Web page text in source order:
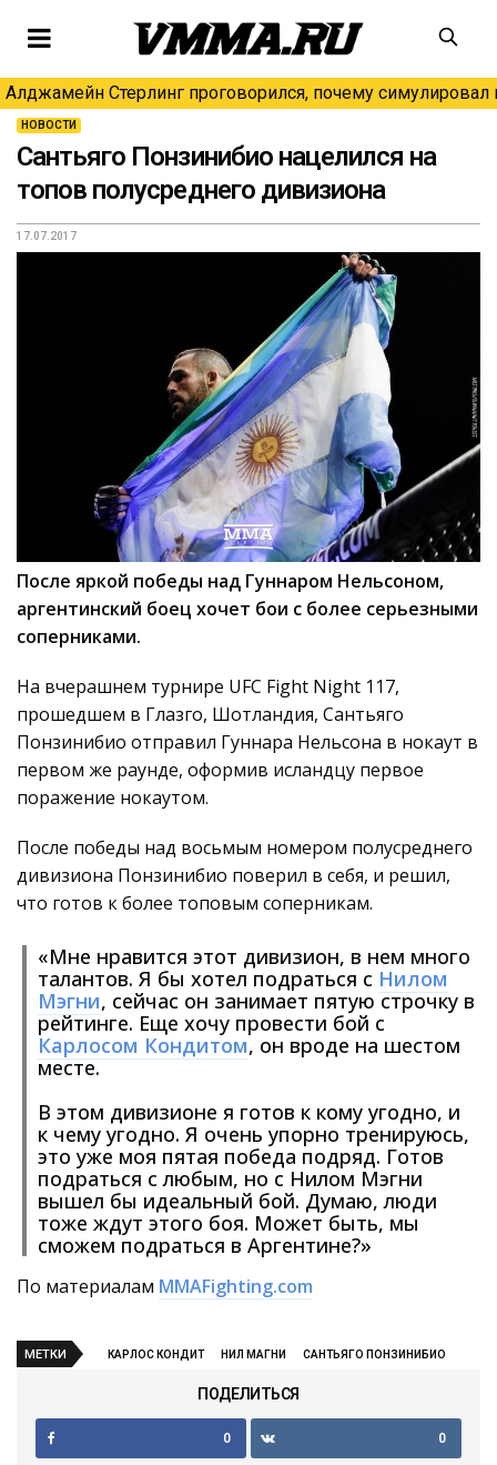
Алджамейн Стерлинг проговорился, почему симулировал
НОВОСТИ
Сантьяго Понзинибио нацелился на
топов полусреднего дивизиона
17.07.2017
После яркой победы над Гуннаром Нельсоном,
аргентинский боец хочет бои с более серьезными
соперниками.
На вчерашнем турнире UFC Fight Night 117,
прошедшем в Глазго, Шотландия, Сантьяго
Понзинибио отправил Гуннара Нельсона в нокаут в
первом же раунде, оформив исландцу первое
поражение нокаутом.
После победы над восьмым номером полусреднего
дивизиона Понзинибио поверил в себя, и решил,
что готов к более топовым соперникам.
«Мне нравится этот дивизион, в нем много
талантов. Я бы хотел подраться с Нилом
Мэгни, сейчас он занимает пятую строчку в
рейтинге. Еще хочу провести бой с
Карлосом Кондитом, он вроде на шестом
месте.
В этом дивизионе я готов к кому угодно, и
к чему угодно. Я очень упорно тренируюсь,
это уже моя пятая победа подряд. Готов
подраться с любым, но с Нилом Мэгни
вышел бы идеальный бой. Думаю, люди
тоже ждут этого боя. Может быть, мы
сможем подраться в Аргентине?»
По материалам MMAFighting.com
МЕТКИ КАРЛОС КОНДИТ НИЛ МАГНИ САНТЬЯГО ПОНЗИНИБИО
ПОДЕЛИТЬСЯ
0 0